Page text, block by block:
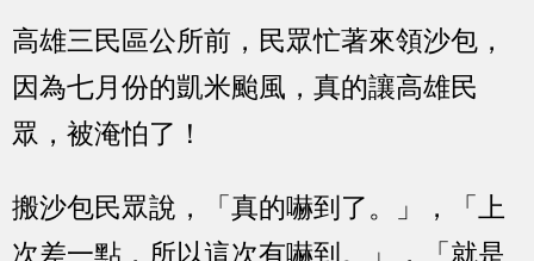
高雄三民區公所前，民眾忙著來領沙包，
因為七月份的凱米颱風，真的讓高雄民
眾，被淹怕了！
搬沙包民眾說，「真的嚇到了。」，「上
次差一點，所以這次有嚇到。」，「就是